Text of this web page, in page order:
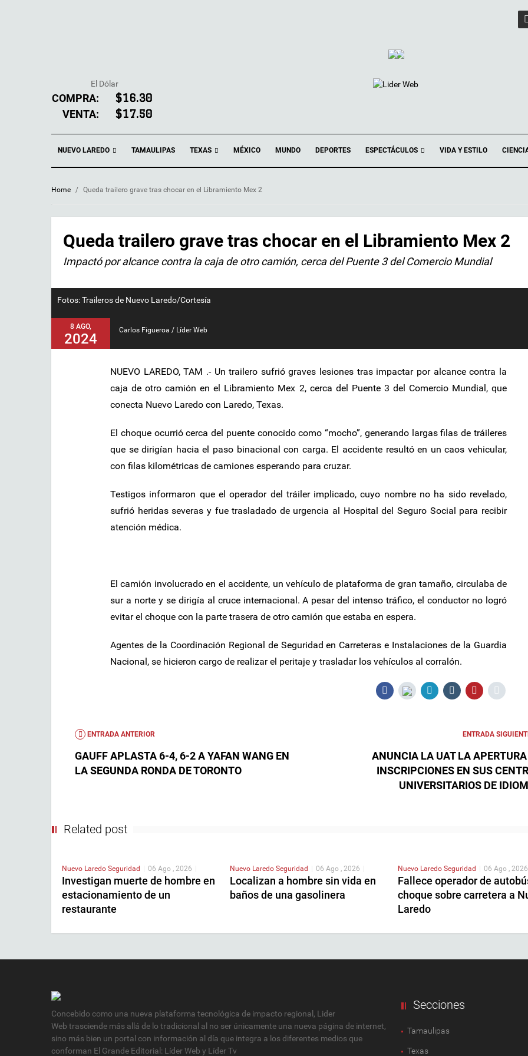
El Dólar
COMPRA: $16.30
VENTA: $17.50
NUEVO LAREDO TAMAULIPAS TEXAS MÉXICO MUNDO DEPORTES ESPECTÁCULOS VIDA Y ESTILO
Home / Queda trailero grave tras chocar en el Libramiento Mex 2
Queda trailero grave tras chocar en el Libramiento Mex 2
Impactó por alcance contra la caja de otro camión, cerca del Puente 3 del Comercio Mundial
Fotos: Traileros de Nuevo Laredo/Cortesía
8 AGO,
2024
Carlos Figueroa / Líder Web
NUEVO LAREDO, TAM .- Un trailero sufrió graves lesiones tras impactar por alcance contra la
caja de otro camión en el Libramiento Mex 2, cerca del Puente 3 del Comercio Mundial, que
conecta Nuevo Laredo con Laredo, Texas.
El choque ocurrió cerca del puente conocido como “mocho”, generando largas filas de tráileres
que se dirigían hacia el paso binacional con carga. El accidente resultó en un caos vehicular,
con filas kilométricas de camiones esperando para cruzar.
Testigos informaron que el operador del tráiler implicado, cuyo nombre no ha sido revelado,
sufrió heridas severas y fue trasladado de urgencia al Hospital del Seguro Social para recibir
atención médica.
El camión involucrado en el accidente, un vehículo de plataforma de gran tamaño, circulaba de
sur a norte y se dirigía al cruce internacional. A pesar del intenso tráfico, el conductor no logró
evitar el choque con la parte trasera de otro camión que estaba en espera.
Agentes de la Coordinación Regional de Seguridad en Carreteras e Instalaciones de la Guardia
Nacional, se hicieron cargo de realizar el peritaje y trasladar los vehículos al corralón.
ENTRADA ANTERIOR
GAUFF APLASTA 6-4, 6-2 A YAFAN WANG EN
LA SEGUNDA RONDA DE TORONTO
ENTRADA
ANUNCIA LA UAT LA APERTURA
INSCRIPCIONES EN SUS
UNIVERSITARIOS DE
Related post
Nuevo Laredo Seguridad | 06 Ago , 2026 |
Investigan muerte de hombre en
estacionamiento de un
restaurante
Nuevo Laredo Seguridad | 06 Ago , 2026 |
Localizan a hombre sin vida en
baños de una gasolinera
Nuevo Laredo Seguridad | 06 Ago , 2026
Fallece operador de
choque sobre carretera a
Laredo
Concebido como una nueva plataforma tecnológica de impacto regional, Lider
Web trasciende más allá de lo tradicional al no ser únicamente una nueva página de internet,
sino más bien un portal con información al día que integra a los diferentes medios que
conforman El Grande Editorial: Líder Web y Líder Tv
Secciones
Tamaulipas
Texas